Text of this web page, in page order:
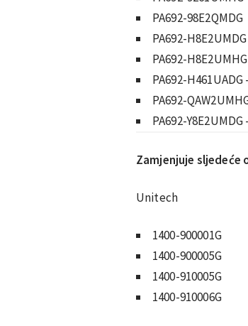
PA692-98E2QMDG
PA692-H8E2UMDG
PA692-H8E2UMHG
PA692-
PA692-
PA692-
Zamjenjuje sljedeće
Unitech
1400-900001G
1400-900005G
1400-910005G
1400-910006G